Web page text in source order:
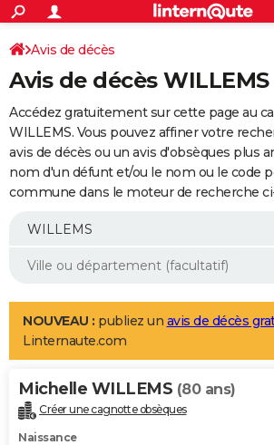
ACTUALITÉS
Politique
Société
Faits Divers
Education
Monde
Villes
+
SPORT
Coupe du monde 2026
Football
Tennis
Cyclisme
Rugby
Forum
Programme TV
TNT
Streaming
Cinéma
Sorties cinéma
Musique
+
FINANCE
Retraite
Epargne
Immobilier
Risques naturels par ville
Banque
Assurance
AUTO
Essais
Réserver un essai
Citadines
Berlines
SUV
Forum auto
+
Mobiles
Meilleur smartphone
Internet
Ordinateurs
Jeux vidéo
Guide high-tech
Aménagement intérieur
LIFESTYLE
Art de vivre
Bien-être
Loisirs
Mode
Modes de vie
Alimentation
Guide de la santé
Maladies
Médicaments
Sommeil
VOYAGE
Destinations
City break
Voyage nature
Voyage de noces
Forum
Climat
+PHOTO
Avis de décès
Avis de décès WILLEMS
Accédez gratuitement sur cette page au
WILLEMS. Vous pouvez affiner votre
avis de décès ou un avis d'obsèques plus
nom d'un défunt et/ou le nom ou le code
commune dans le moteur de recherche
NOUVEAU : publiez un avis de décès
Linternaute.com
Michelle WILLEMS (80 ans)
Créer une cagnotte obsèques
Naissance